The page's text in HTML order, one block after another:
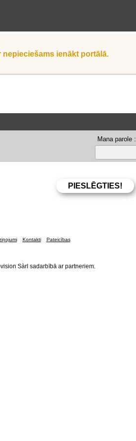
ienākt portālā.
Mana parole :
Kontakti Pateicības
Sàrl sadarbībā ar partneriem.